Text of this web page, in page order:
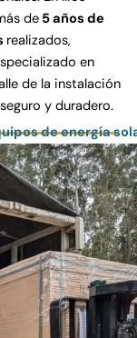
de5 años de
realizados,
en
de la instalación
y duradero.
de energía